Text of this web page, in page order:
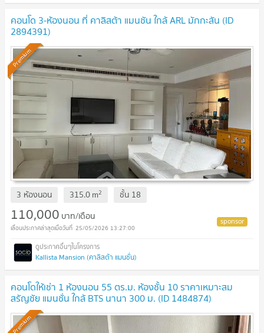
คอนโด 3-ห้องนอน ที่ คาลิสต้า แมนชัน ใกล้ ARL มักกะสัน (ID
2894391)
Premium
3 ห้องนอน 315.0m2 ชั้น 18
110,000 บาท/เดือน
25/05/2026 13:27:00
Kallista Mansion (คาลิสต้า แมนชั่น)
คอนโดให้เช่า 1 ห้องนอน 55 ตร.ม. ห้องชั้น 10 ราคาเหมาะสม
สรัญชัย แมนชั่น ใกล้ BTS นานา 300 ม. (ID 1484874)
Premium